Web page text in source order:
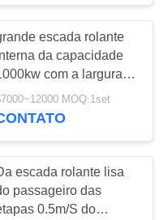
hospital
65
escada rolante
da capacidade
com a largura
etapa de 1000mm de
resistência
MOQ:1set
escada rolante lisa
passageiro das
0.5m/S do